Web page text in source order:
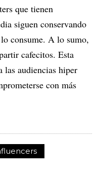
que tienen
siguen conservando
consume. A lo sumo,
cafecitos. Esta
las audiencias hiper
con más